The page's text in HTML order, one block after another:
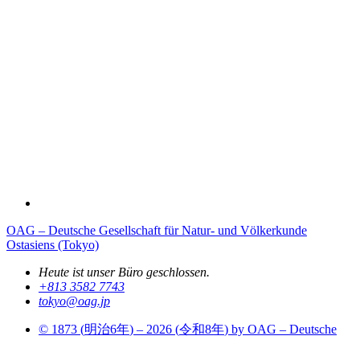
OAG – Deutsche Gesellschaft für Natur- und Völkerkunde
Ostasiens (Tokyo)
Heute ist unser Büro geschlossen.
+813 3582 7743
tokyo­@­oag­.­jp
© 1873 (明治6年) – 2026 (令和8年) by OAG – Deutsche